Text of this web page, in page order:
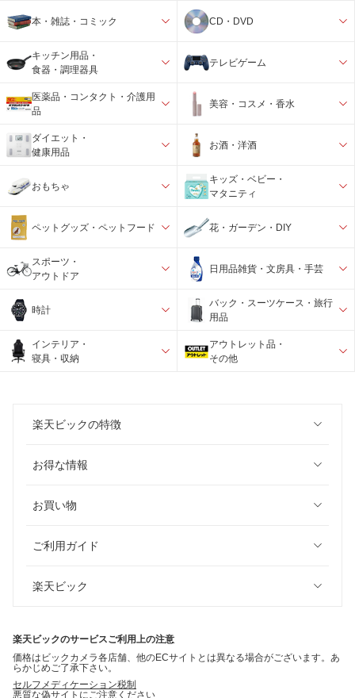
本・雑誌・コミック CD・DVD
キッチン用品・
食器・調理器具
テレビゲーム
医薬品・コンタクト・介護用
品
美容・コスメ・香水
ダイエット・
健康用品
お酒・洋酒
おもちゃ
キッズ・ベビー・
マタニティ
ペットグッズ・ペットフード 花・ガーデン・DIY
スポーツ・
アウトドア
日用品雑貨・文房具・手芸
時計
バック・スーツケース・旅行
用品
インテリア・
寝具・収納
アウトレット品・
その他
楽天ビックの特徴
お得な情報
お買い物
ご利用ガイド
楽天ビック
楽天ビックのサービスご利用上の注意
価格はビックカメラ各店舗、他のECサイトとは異なる場合がございます。あ
らかじめご了承下さい。
セルフメディケーション税制
悪質な偽サイトにご注意ください